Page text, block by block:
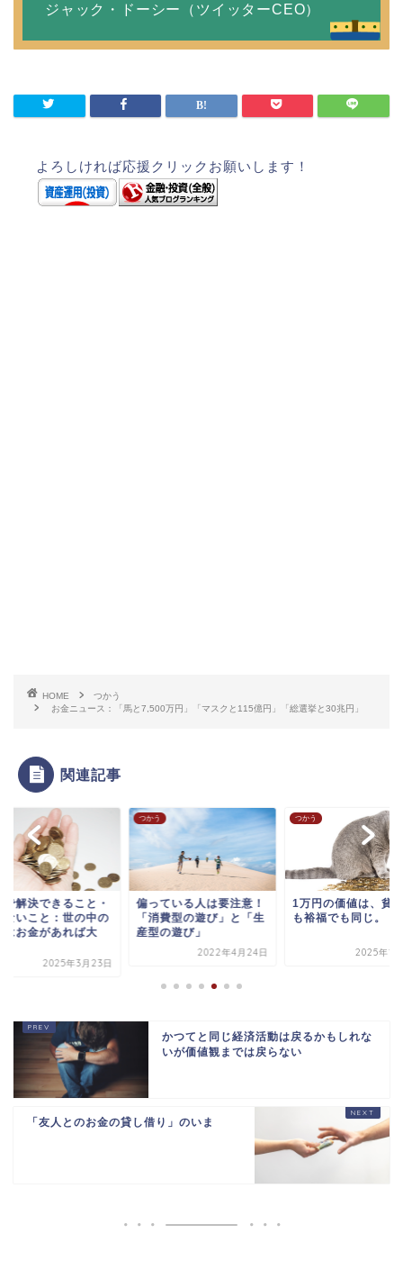
ジャック・ドーシー（ツイッターCEO）
よろしければ応援クリックお願いします！
HOME
つかう
お金ニュース：「馬と7,500万円」「マスクと115億円」「総選挙と30兆円」
関連記事
で解決できること・
ないこと：世の中の
はお金があれば大
2025年3月23日
つかう
偏っている人は要注意！
「消費型の遊び」と「生
産型の遊び」
2022年4月24日
つかう
1万円の価値は、貧
も裕福でも同じ。
2025年1
かつてと同じ経済活動は戻るかもしれな
いが価値観までは戻らない
「友人とのお金の貸し借り」のいま